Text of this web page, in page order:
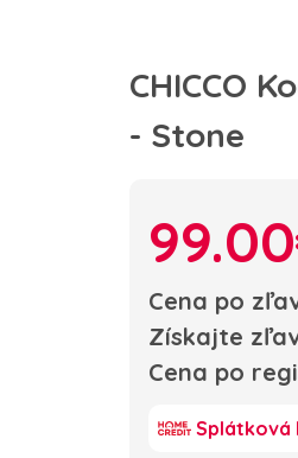
CHICCO
- Stone
Cena po
Získajte
Cena po
Splátková